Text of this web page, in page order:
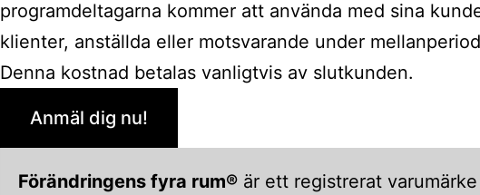
programdeltagarna kommer att använda med sina
klienter, anställda eller motsvarande under
Denna kostnad betalas vanligtvis av slutkunden.
Anmäl dig nu!
Förändringens fyra rum® är ett registrerat